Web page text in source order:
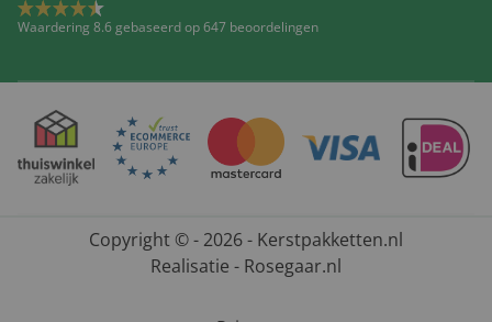
Waardering 8.6 gebaseerd op 647 beoordelingen
Copyright © - 2026 - Kerstpakketten.nl
Realisatie - Rosegaar.nl